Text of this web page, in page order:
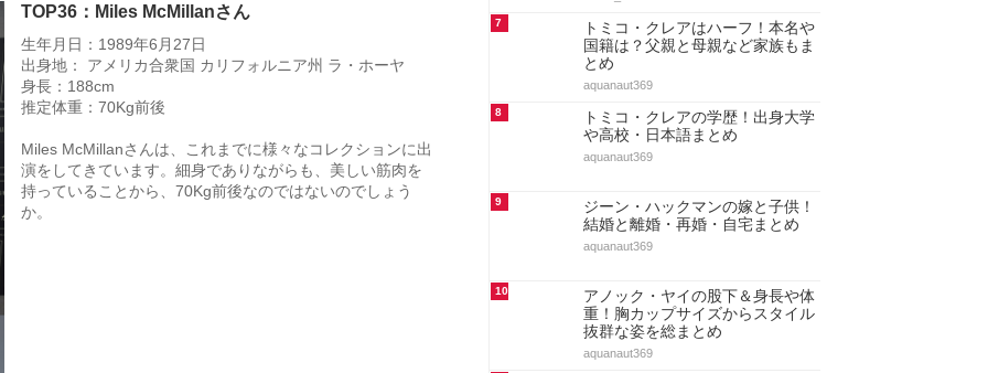
TOP36：Miles McMillanさん
生年月日：1989年6月27日
出身地： アメリカ合衆国 カリフォルニア州 ラ・ホーヤ
身長：188cm
推定体重：70Kg前後
Miles McMillanさんは、これまでに様々なコレクションに出
演をしてきています。細身でありながらも、美しい筋肉を
持っていることから、70Kg前後なのではないのでしょう
か。
7
トミコ・クレアはハーフ！本名や
国籍は？父親と母親など家族もま
とめ
aquanaut369
8
トミコ・クレアの学歴！出身大学
や高校・日本語まとめ
aquanaut369
9
ジーン・ハックマンの嫁と子供！
結婚と離婚・再婚・自宅まとめ
aquanaut369
10
アノック・ヤイの股下＆身長や体
重！胸カップサイズからスタイル
抜群な姿を総まとめ
aquanaut369